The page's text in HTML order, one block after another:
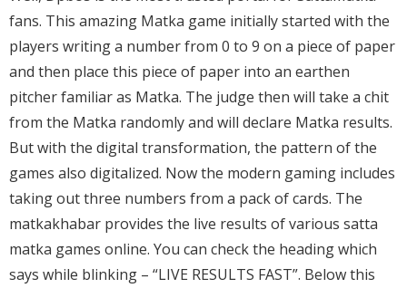
fans. This amazing Matka game initially started with the
players writing a number from 0 to 9 on a piece of paper
and then place this piece of paper into an earthen
pitcher familiar as Matka. The judge then will take a chit
from the Matka randomly and will declare Matka results.
But with the digital transformation, the pattern of the
games also digitalized. Now the modern gaming includes
taking out three numbers from a pack of cards. The
matkakhabar provides the live results of various satta
matka games online. You can check the heading which
says while blinking – “LIVE RESULTS FAST”. Below this